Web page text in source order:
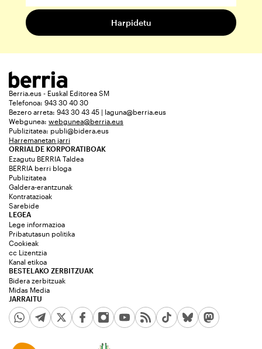
Berria.eus - Euskal Editorea SM
Telefonoa: 943 30 40 30
Bezero arreta: 943 30 43 45 | laguna@berria.eus
Webgunea: webgunea@berria.eus
Publizitatea: publi@bidera.eus
Harremanetan jarri
ORRIALDE KORPORATIBOAK
Ezagutu BERRIA Taldea
BERRIA berri bloga
Publizitatea
Galdera-erantzunak
Kontratazioak
Sarebide
JARRAITU
LEGEA
Lege informazioa
Pribatutasun politika
Cookieak
cc Lizentzia
Kanal etikoa
BESTELAKO ZERBITZUAK
Bidera zerbitzuak
Midas Media